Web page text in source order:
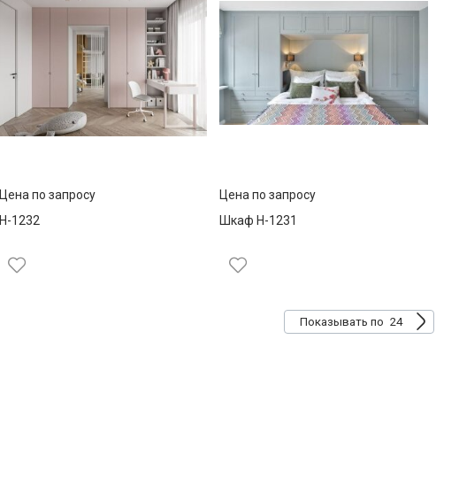
Цена по запросу
Н-1232
Цена по запросу
Шкаф Н-1231
Показывать по 24